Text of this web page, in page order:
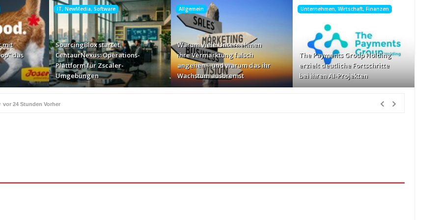
mit
das
IT, NewMedia, Software
SourcingBlox startet
CentaurNexus: Operations-
Plattform für Zscaler-
Umgebungen
Allgemein
Warum viele Unternehmen
ihre Vermarktung falsch
angehen – und warum das ihr
Wachstum ausbremst
Unternehmen, Wirtschaft, Finanzen
The Payments Group Holding
erzielt deutliche Fortschritte
bei ihren AI-Projekten
vor 24 Stunden Vorher
warum das ihr Wachstum ausbremst
AI-Projekten